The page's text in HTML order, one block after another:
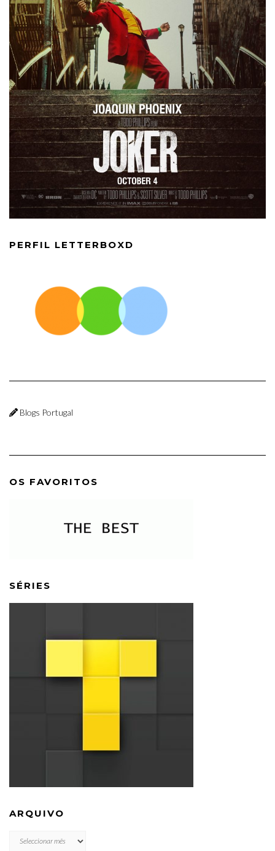
PERFIL LETTERBOXD
Blogs Portugal
OS FAVORITOS
SÉRIES
ARQUIVO
ARQUIVO